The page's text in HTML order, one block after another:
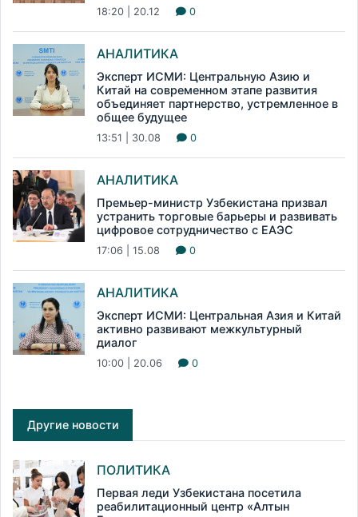
18:20 | 20.12 0
АНАЛИТИКА
Эксперт ИСМИ: Центральную Азию и
Китай на современном этапе развития
объединяет партнерство, устремленное в
общее будущее
13:51 | 30.08 0
АНАЛИТИКА
Премьер-министр Узбекистана призвал
устранить торговые барьеры и развивать
цифровое сотрудничество с ЕАЭС
17:06 | 15.08 0
АНАЛИТИКА
Эксперт ИСМИ: Центральная Азия и Китай
активно развивают межкультурный
диалог
10:00 | 20.06 0
Другие новости
ПОЛИТИКА
Первая леди Узбекистана посетила
реабилитационный центр «Алтын